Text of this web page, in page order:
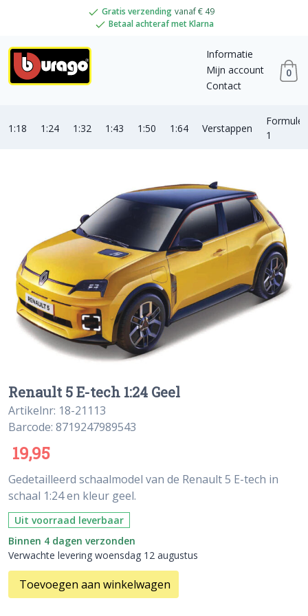
Gratis verzending vanaf € 49
Betaal achteraf met Klarna
Informatie
Mijn account
Contact
0
1:18 1:24 1:32 1:43 1:50 1:64 Verstappen
Formule
1
Renault 5 E-tech 1:24 Geel
Artikelnr: 18-21113
Barcode: 8719247989543
19,95
Gedetailleerd schaalmodel van de Renault 5 E-tech in
schaal 1:24 en kleur geel.
Uit voorraad leverbaar
Binnen 4 dagen verzonden
Verwachte levering woensdag 12 augustus
Toevoegen aan winkelwagen